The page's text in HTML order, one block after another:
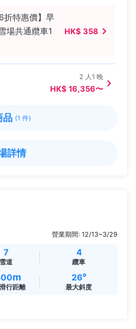
折特惠價】早
場共通纜車1
HK$ 358
2 人1 晚
HK$ 16,356〜
品 (1 件)
詳情
營業期間: 12/13~3/29
7
雪道
4
纜車
m
行距離
26°
最大斜度